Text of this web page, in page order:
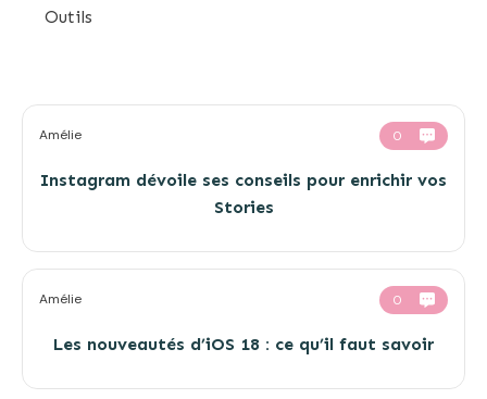
Outils
Amélie 0
Instagram dévoile ses conseils pour enrichir vos
Stories
Amélie 0
Les nouveautés d’iOS 18 : ce qu’il faut savoir